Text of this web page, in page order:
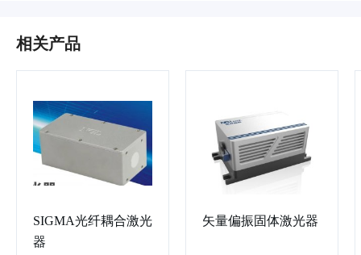
相关产品
SIGMA光纤耦合激光
器
矢量偏振固体激光器